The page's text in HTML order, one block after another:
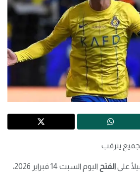
يترقب
علىالفتح
اليوم السبت 14 فبراير 2026،